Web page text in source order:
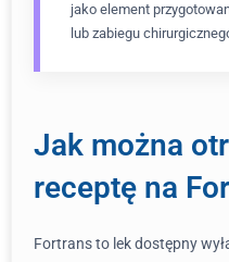
jako element
lub zabiegu
Jak można
receptę na
Fortrans to lek dostępny